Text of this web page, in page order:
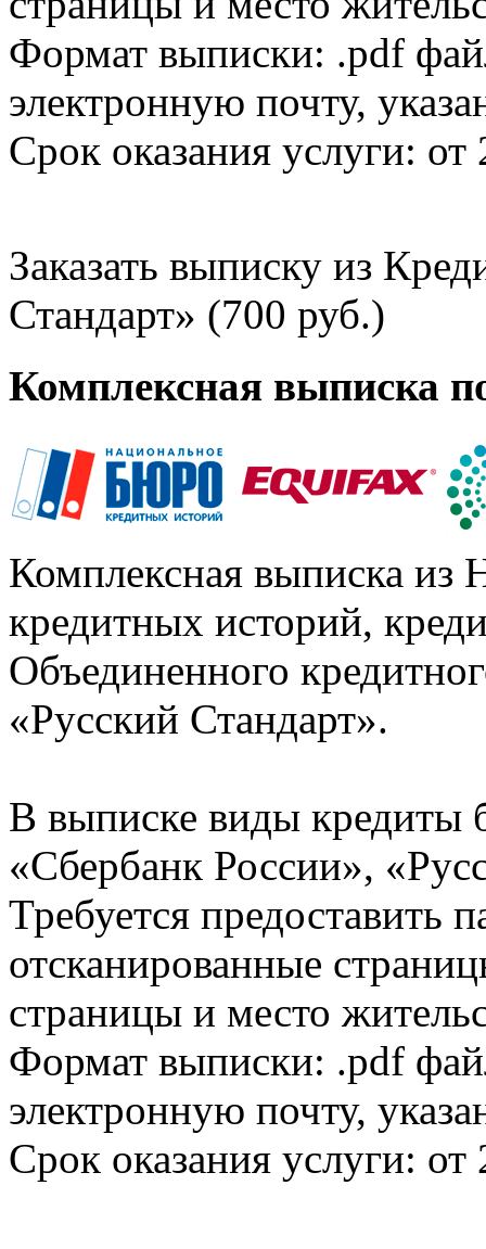
Формат выписки: .pdf
электронную почту,
Срок оказания услуги: от
Заказать выписку из
Стандарт» (700 руб.)
Комплексная выписка
Комплексная выписка из
кредитных историй,
Объединенного
«Русский Стандарт».
В выписке виды кредиты
«Сбербанк России»,
Требуется предоставить
отсканированные
страницы и место
Формат выписки: .pdf
электронную почту,
Срок оказания услуги: от